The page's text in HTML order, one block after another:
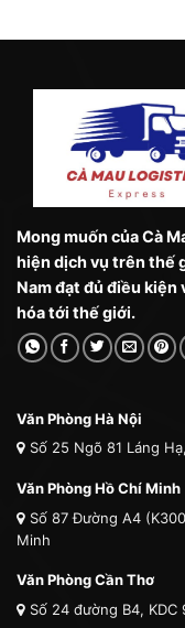
Mong muốn của Cà
hiện dịch vụ trên thế
Nam đạt đủ điều
hóa tới thế giới.
Văn Phòng Hà Nội
Số 25 Ngõ 81 Láng
Văn Phòng Hồ Chí Minh
Số 87 Đường A4
Minh
Văn Phòng Cần Thơ
Số 24 đường B4, KDC